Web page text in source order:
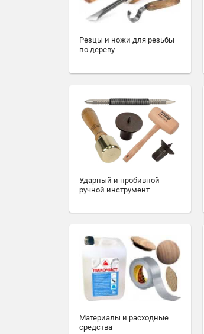
Резцы и ножи для резьбы
по дереву
Ударный и пробивной
ручной инструмент
Материалы и расходные
средства